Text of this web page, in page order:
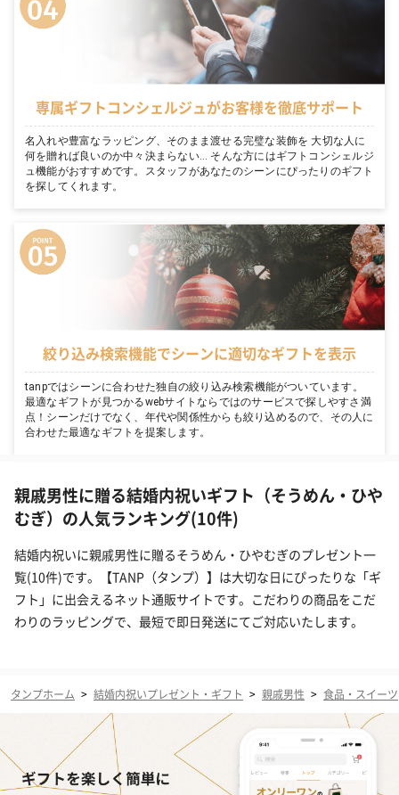
専属ギフトコンシェルジュがお客様を徹底サポート
名入れや豊富なラッピング、そのまま渡せる完璧な装飾を 大切な人に
何を贈れば良いのか中々決まらない… そんな方にはギフトコンシェルジ
ュ機能がおすすめです。スタッフがあなたのシーンにぴったりのギフト
を探してくれます。
絞り込み検索機能でシーンに適切なギフトを表示
tanpではシーンに合わせた独自の絞り込み検索機能がついています。
最適なギフトが見つかるwebサイトならではのサービスで探しやすさ満
点！シーンだけでなく、年代や関係性からも絞り込めるので、その人に
合わせた最適なギフトを提案します。
親戚男性に贈る結婚内祝いギフト（そうめん・ひや
むぎ）の人気ランキング(10件)
結婚内祝いに親戚男性に贈るそうめん・ひやむぎのプレゼント一
覧(10件)です。【TANP（タンプ）】は大切な日にぴったりな「ギ
フト」に出会えるネット通販サイトです。こだわりの商品をこだ
わりのラッピングで、最短で即日発送にてご対応いたします。
タンプホーム > 結婚内祝いプレゼント・ギフト > 親戚男性 > 食品・スイーツ